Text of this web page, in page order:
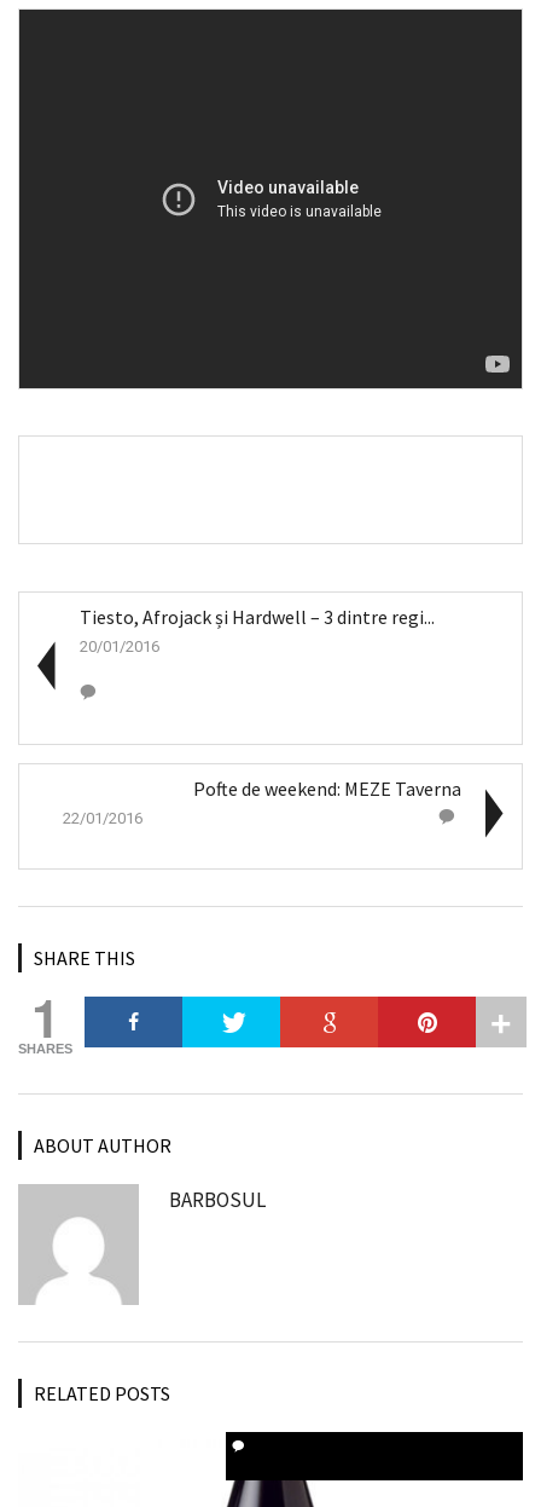
Tiesto, Afrojack și Hardwell – 3 dintre regi...
20/01/2016
Pofte de weekend: MEZE Taverna
22/01/2016
SHARE THIS
1
SHARES
ABOUT AUTHOR
BARBOSUL
RELATED POSTS